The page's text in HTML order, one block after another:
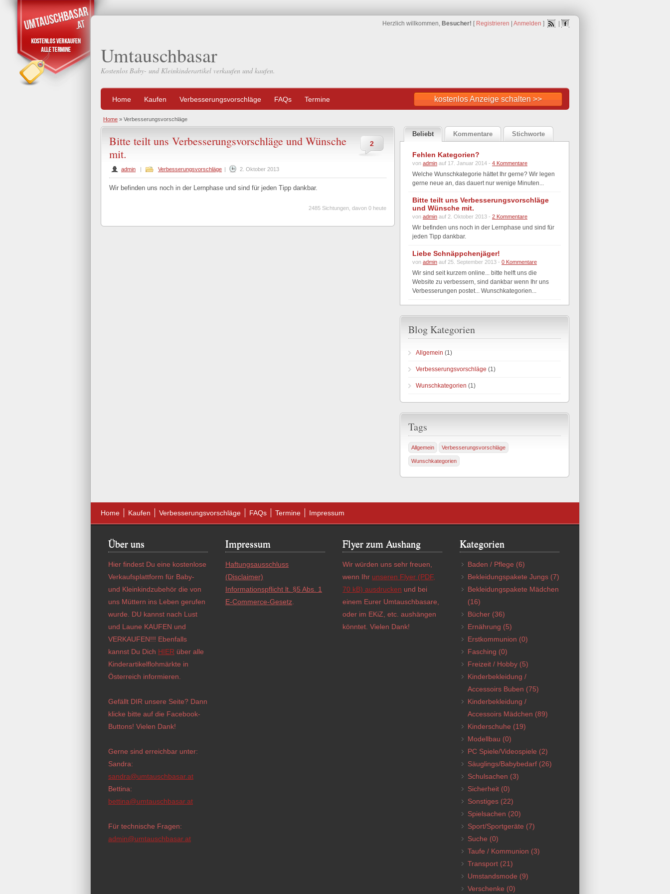
Herzlich willkommen, Besucher! [ Registrieren Anmelden ]
Umtauschbasar
Kostenlos Baby- und Kleinkinderartikel verkaufen und kaufen.
Home Kaufen Verbesserungsvorschläge FAQs Termine kostenlos Anzeige schalten >>
Home » Verbesserungsvorschläge
2
Bitte teilt uns Verbesserungsvorschläge und Wünsche
mit.
admin | Verbesserungsvorschläge | 2. Oktober 2013
Wir befinden uns noch in der Lernphase und sind für jeden Tipp dankbar.
2485 Sichtungen, davon 0 heute
Beliebt Kommentare Stichworte
Fehlen Kategorien?
von admin auf 17. Januar 2014 - 4 Kommentare
Welche Wunschkategorie hättet Ihr gerne? Wir legen
gerne neue an, das dauert nur wenige Minuten...
Bitte teilt uns Verbesserungsvorschläge
und Wünsche mit.
von admin auf 2. Oktober 2013 - 2 Kommentare
Wir befinden uns noch in der Lernphase und sind für
jeden Tipp dankbar.
Liebe Schnäppchenjäger!
von admin auf 25. September 2013 - 0 Kommentare
Wir sind seit kurzem online... bitte helft uns die
Website zu verbessern, sind dankbar wenn Ihr uns
Verbesserungen postet... Wunschkategorien...
Blog Kategorien
Allgemein (1)
Verbesserungsvorschläge (1)
Wunschkategorien (1)
Tags
Allgemein Verbesserungsvorschläge
Wunschkategorien
Home Kaufen Verbesserungsvorschläge FAQs Termine Impressum
Über uns
Hier findest Du eine kostenlose
Verkaufsplattform für Baby-
und Kleinkindzubehör die von
uns Müttern ins Leben gerufen
wurde. DU kannst nach Lust
und Laune KAUFEN und
VERKAUFEN!!! Ebenfalls
kannst Du Dich HIER über alle
Kinderartikelflohmärkte in
Österreich informieren.
Gefällt DIR unsere Seite? Dann
klicke bitte auf die Facebook-
Buttons! Vielen Dank!
Gerne sind erreichbar unter:
Sandra:
sandra@umtauschbasar.at
Bettina:
bettina@umtauschbasar.at
Für technische Fragen:
admin@umtauschbasar.at
Impressum
Haftungsausschluss
(Disclaimer)
Informationspflicht lt. §5 Abs. 1
E-Commerce-Gesetz
Flyer zum Aushang
Wir würden uns sehr freuen,
wenn Ihr unseren Flyer (PDF,
70 kB) ausdrucken und bei
einem Eurer Umtauschbasare,
oder im EKiZ, etc. aushängen
könntet. Vielen Dank!
Kategorien
Baden / Pflege (6)
Bekleidungspakete Jungs (7)
Bekleidungspakete Mädchen
(16)
Bücher (36)
Ernährung (5)
Erstkommunion (0)
Fasching (0)
Freizeit / Hobby (5)
Kinderbekleidung /
Accessoirs Buben (75)
Kinderbekleidung /
Accessoirs Mädchen (89)
Kinderschuhe (19)
Modellbau (0)
PC Spiele/Videospiele (2)
Säuglings/Babybedarf (26)
Schulsachen (3)
Sicherheit (0)
Sonstiges (22)
Spielsachen (20)
Sport/Sportgeräte (7)
Suche (0)
Taufe / Kommunion (3)
Transport (21)
Umstandsmode (9)
Verschenke (0)